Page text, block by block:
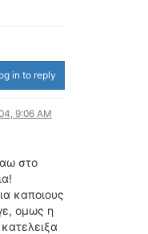
in to reply
9:06 AM
στο
καποιους
ομως η
ΟΔΟΙΠΟΡΙΚΑ
ΑΓΩΝΕΣ
ΤΕΧΝΟΛΟΓΙΑ